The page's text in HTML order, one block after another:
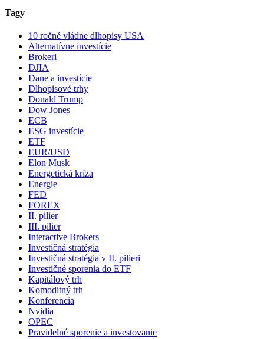
Tagy
10 ročné vládne dlhopisy USA
Alternatívne investície
Brokeri
DJIA
Dane a investície
Dlhopisové trhy
Donald Trump
Dow Jones
ECB
ESG investície
ETF
EUR/USD
Elon Musk
Energetická kríza
Energie
FED
FOREX
II. pilier
III. pilier
Interactive Brokers
Investičná stratégia
Investičná stratégia v II. pilieri
Investičné sporenia do ETF
Kapitálový trh
Komoditný trh
Konferencia
Nvidia
OPEC
Pravidelné sporenie a investovanie